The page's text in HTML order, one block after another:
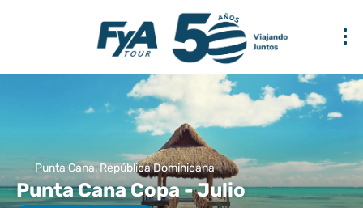
Punta Cana, República Dominicana
Punta Cana Copa - Julio